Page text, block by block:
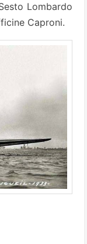
Lombardo
Caproni.